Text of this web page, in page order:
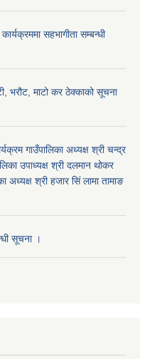
सहभागीता सम्बन्धी
भरौट, माटो कर ठेक्काको सूचना
गाउँपालिका अध्यक्ष श्री चन्द्र
उपाध्यक्ष श्री दलमान थोकर
श्री हजार सिं लामा तामाङ
सूचना ।